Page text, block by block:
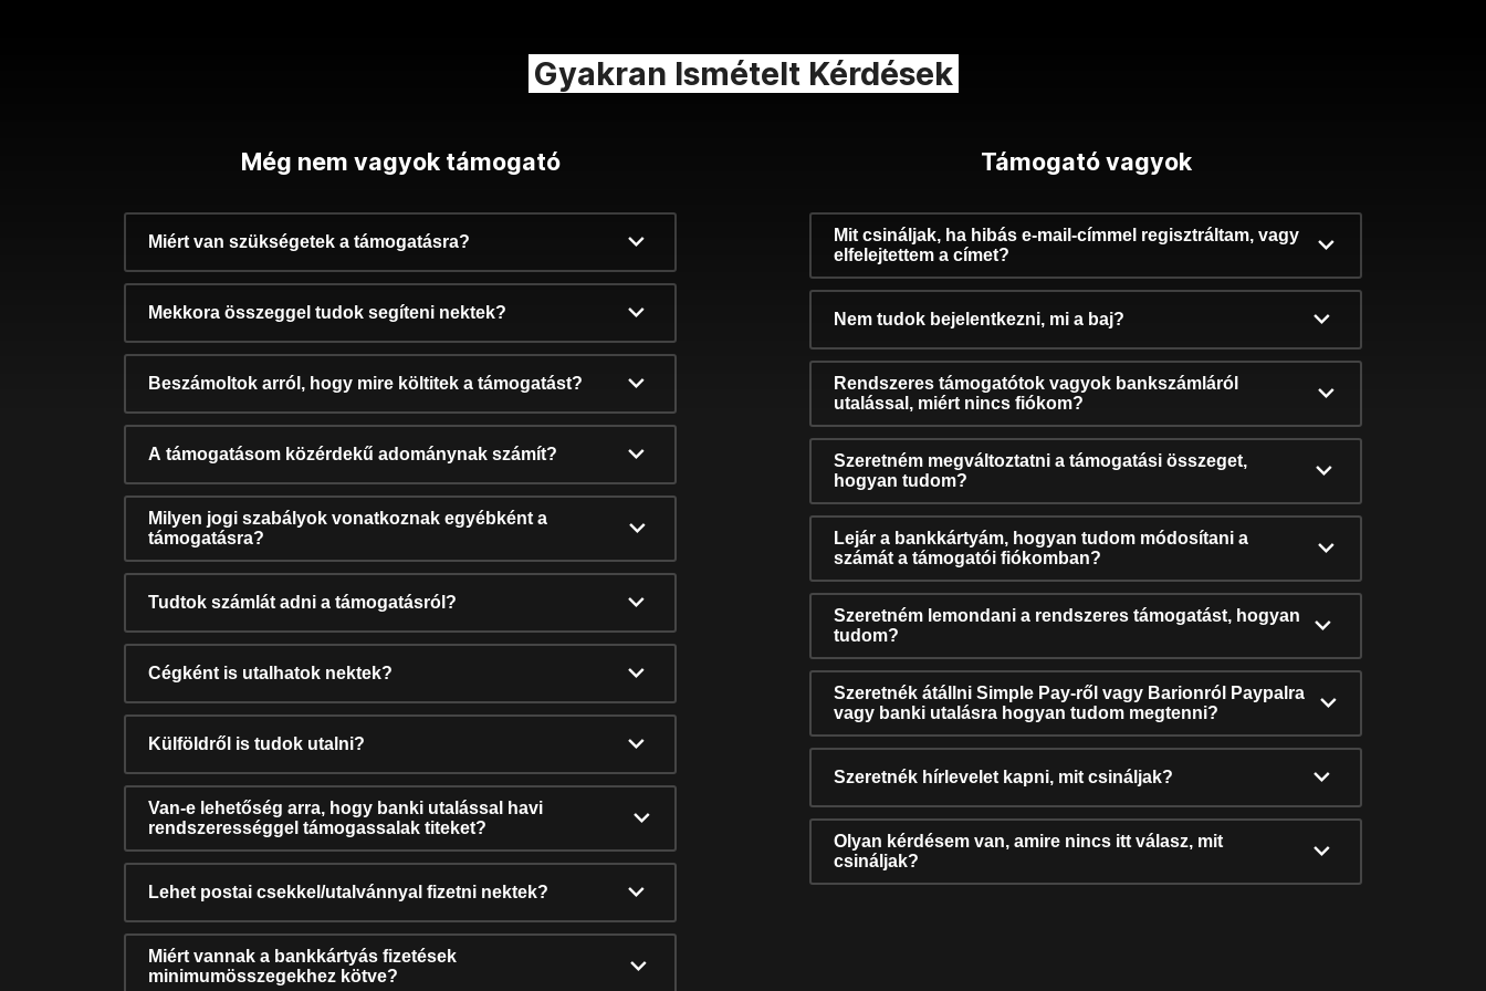
Gyakran Ismételt Kérdések
Még nem vagyok támogató
Miért van szükségetek a támogatásra?
Mekkora összeggel tudok segíteni nektek?
Beszámoltok arról, hogy mire költitek a támogatást?
A támogatásom közérdekű adománynak számít?
Milyen jogi szabályok vonatkoznak egyébként a
támogatásra?
Tudtok számlát adni a támogatásról?
Cégként is utalhatok nektek?
Külföldről is tudok utalni?
Van-e lehetőség arra, hogy banki utalással havi
rendszerességgel támogassalak titeket?
Lehet postai csekkel/utalvánnyal fizetni nektek?
Miért vannak a bankkártyás fizetések
minimumösszegekhez kötve?
Támogató vagyok
Mit csináljak, ha hibás e-mail-címmel regisztráltam, vagy
elfelejtettem a címet?
Nem tudok bejelentkezni, mi a baj?
Rendszeres támogatótok vagyok bankszámláról
utalással, miért nincs fiókom?
Szeretném megváltoztatni a támogatási összeget,
hogyan tudom?
Lejár a bankkártyám, hogyan tudom módosítani a
számát a támogatói fiókomban?
Szeretném lemondani a rendszeres támogatást, hogyan
tudom?
Szeretnék átállni Simple Pay-ről vagy Barionról Paypalra
vagy banki utalásra hogyan tudom megtenni?
Szeretnék hírlevelet kapni, mit csináljak?
Olyan kérdésem van, amire nincs itt válasz, mit
csináljak?